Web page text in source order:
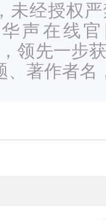
未经授权
声在线官
领先一步
、著作者名